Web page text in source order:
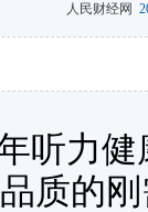
人民财经网
听力
质的